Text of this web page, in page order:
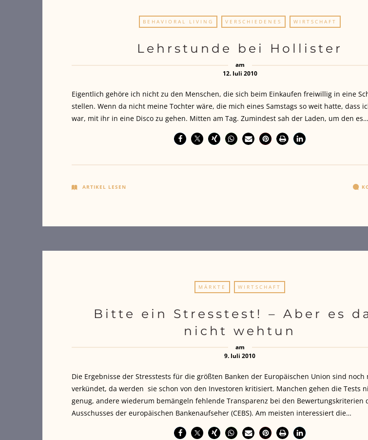
BEHAVIORAL LIVING VERSCHIEDENES WIRTSCHAFT
Lehrstunde bei Hollister
am
12. Juli 2010
Eigentlich gehöre ich nicht zu den Menschen, die sich beim Einkaufen freiwillig in eine
stellen. Wenn da nicht meine Tochter wäre, die mich eines Samstags so weit hatte, dass
war, mit ihr in eine Disco zu gehen. Mitten am Tag. Zumindest sah der Laden, um den es…
ARTIKEL LESEN
MÄRKTE WIRTSCHAFT
Bitte ein Stresstest! – Aber es
nicht wehtun
am
9. Juli 2010
Die Ergebnisse der Stresstests für die größten Banken der Europäischen Union sind noch
verkündet, da werden sie schon von den Investoren kritisiert. Manchen gehen die Tests
genug, andere wiederum bemängeln fehlende Transparenz bei den Bewertungskriterien
Ausschusses der europäischen Bankenaufseher (CEBS). Am meisten interessiert die…